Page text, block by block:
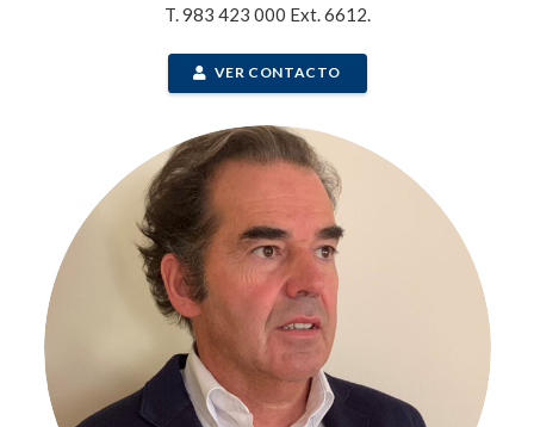
T. 983 423 000 Ext. 6612.
VER CONTACTO